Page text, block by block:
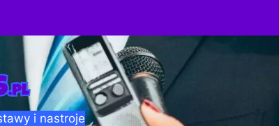
i nastroje